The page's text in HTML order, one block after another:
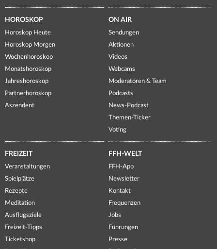
HOROSKOP
Horoskop Heute
Horoskop Morgen
Wochenhoroskop
Monatshoroskop
Jahreshoroskop
Partnerhoroskop
Aszendent
ON AIR
Sendungen
Aktionen
Videos
Webcams
Moderatoren & Team
Podcasts
News-Podcast
Themen-Ticker
Voting
FREIZEIT
Veranstaltungen
Spielplätze
Rezepte
Meditation
Ausflugsziele
Freizeit-Tipps
Ticketshop
FFH-WELT
FFH-App
Newsletter
Kontakt
Frequenzen
Jobs
Führungen
Presse